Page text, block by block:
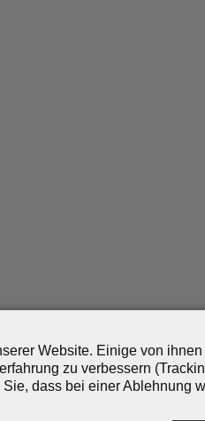
Website. Einige von
zu verbessern
dass bei einer Ablehnung